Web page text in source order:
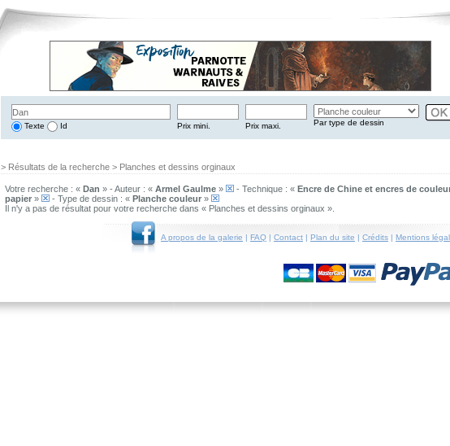
Texte Id Prix mini. Prix maxi. Par type de dessin
> Résultats de la recherche > Planches et dessins orginaux
Votre recherche : « Dan » - Auteur : « Armel Gaulme » - Technique : « Encre de Chine et encres de
papier » - Type de dessin : « Planche couleur »
Il n'y a pas de résultat pour votre recherche dans « Planches et dessins orginaux ».
A propos de la galerie | FAQ | Contact | Plan du site | Crédits | Mentions